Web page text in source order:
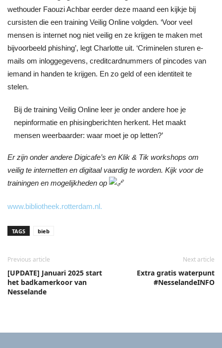
wethouder Faouzi Achbar eerder deze maand een kijkje bij
cursisten die een training Veilig Online volgden. ‘Voor veel
mensen is internet nog niet veilig en ze krijgen te maken met
bijvoorbeeld phishing’, legt Charlotte uit. ‘Criminelen sturen e-
mails om inloggegevens, creditcardnummers of pincodes van
iemand in handen te krijgen. En zo geld of een identiteit te
stelen.
Bij de training Veilig Online leer je onder andere hoe je
nepinformatie en phisingberichten herkent. Het maakt
mensen weerbaarder: waar moet je op letten?’
Er zijn onder andere Digicafe’s en Klik & Tik workshops om
veilig te internetten en digitaal vaardig te worden. Kijk voor de
trainingen en mogelijkheden op
www.bibliotheek.rotterdam.nl.
TAGS bieb
Previous article
[UPDATE] Januari 2025 start
het badkamerkoor van
Nesselande
Next article
Extra gratis waterpunt
#NesselandeINFO